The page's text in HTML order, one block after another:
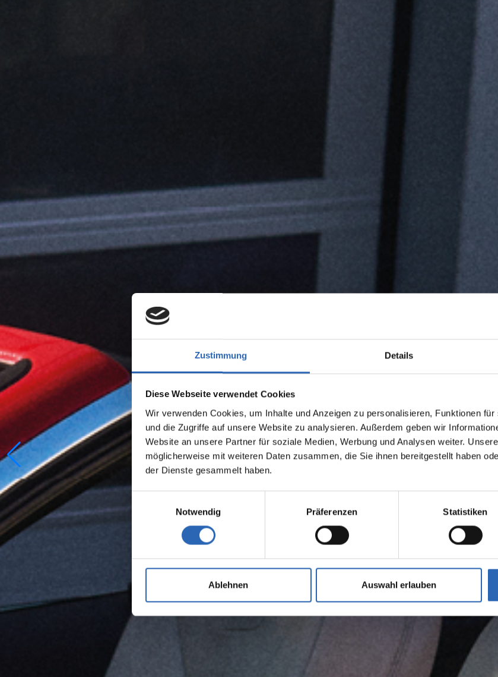
Zustimmung Details
Diese Webseite verwendet Cookies
Wir verwenden Cookies, um Inhalte und Anzeigen zu personalisieren, Funktionen
und die Zugriffe auf unsere Website zu analysieren. Außerdem geben wir
Website an unsere Partner für soziale Medien, Werbung und Analysen weiter.
möglicherweise mit weiteren Daten zusammen, die Sie ihnen bereitgestellt haben
der Dienste gesammelt haben.
Notwendig
Präferenzen Statistiken
Ablehnen Auswahl erlauben